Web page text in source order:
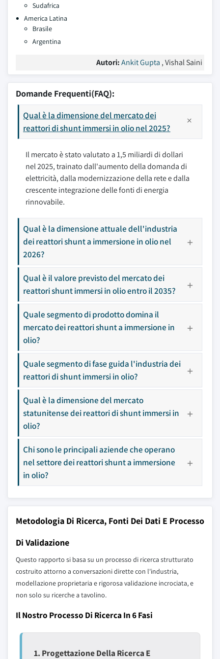
Sudafrica
America Latina
Brasile
Argentina
Autori:Ankit Gupta , Vishal Saini
Domande Frequenti(FAQ):
Qual è la dimensione del mercato dei
reattori di shunt immersi in olio nel 2025?
Il mercato è stato valutato a 1,5 miliardi di dollari
nel 2025, trainato dall'aumento della domanda di
elettricità, dalla modernizzazione della rete e dalla
crescente integrazione delle fonti di energia
rinnovabile.
Qual è la dimensione attuale dell'industria
dei reattori shunt a immersione in olio nel
2026?
Qual è il valore previsto del mercato dei
reattori shunt immersi in olio entro il 2035?
Quale segmento di prodotto domina il
mercato dei reattori shunt a immersione in
olio?
Quale segmento di fase guida l'industria dei
reattori di shunt immersi in olio?
Qual è la dimensione del mercato
statunitense dei reattori di shunt immersi in
olio?
Chi sono le principali aziende che operano
nel settore dei reattori shunt a immersione
in olio?
Metodologia Di Ricerca, Fonti Dei Dati E Processo
Di Validazione
Questo rapporto si basa su un processo di ricerca strutturato
costruito attorno a conversazioni dirette con l'industria,
modellazione proprietaria e rigorosa validazione incrociata, e
non solo su ricerche a tavolino.
Il Nostro Processo Di Ricerca In 6 Fasi
1. Progettazione Della Ricerca E